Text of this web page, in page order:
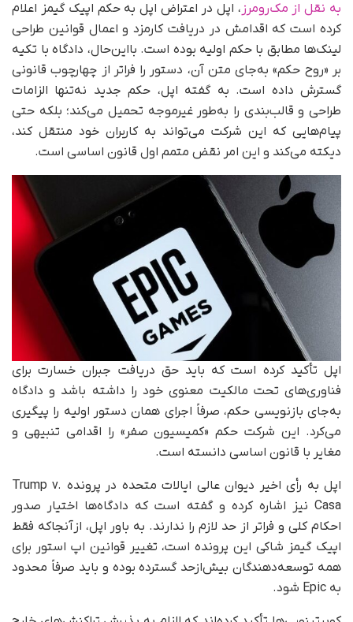
به نقل از مک‌رومرز ، اپل در اعتراض اپل به حکم اپیک گیمز اعلام
کرده است که اقدامش در دریافت کارمزد و اعمال قوانین طراحی
لینک‌ها مطابق با حکم اولیه بوده است. بااین‌حال، دادگاه با تکیه
بر «روح حکم» به‌جای متن آن، دستور را فراتر از چهارچوب قانونی
گسترش داده است. به گفته اپل، حکم جدید نه‌تنها الزامات
طراحی و قالب‌بندی را به‌طور غیرموجه تحمیل می‌کند؛ بلکه حتی
پیام‌هایی که این شرکت می‌تواند به کاربران خود منتقل کند،
دیکته می‌کند و این امر نقض متمم اول قانون اساسی است.
اپل تأکید کرده است که باید حق دریافت جبران خسارت برای
فناوری‌های تحت مالکیت معنوی خود را داشته باشد و دادگاه
به‌جای بازنویسی حکم، صرفاً اجرای همان دستور اولیه را پیگیری
می‌کرد. این شرکت حکم «کمیسیون صفر» را اقدامی تنبیهی و
مغایر با قانون اساسی دانسته است.
اپل به رأی اخیر دیوان عالی ایالات متحده در پرونده Trump v.
Casa نیز اشاره کرده و گفته است که دادگاه‌ها اختیار صدور
احکام کلی و فراتر از حد لازم را ندارند. به باور اپل، ازآنجاکه فقط
اپیک گیمز شاکی این پرونده است، تغییر قوانین اپ استور برای
همه توسعه‌دهندگان بیش‌از‌حد گسترده بوده و باید صرفاً محدود
به Epic شود.